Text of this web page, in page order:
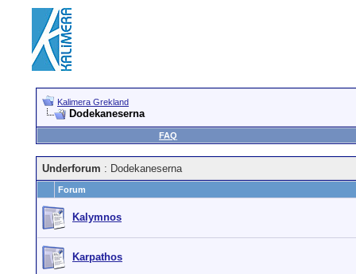
Kalimera Grekland
Dodekaneserna
FAQ
Underforum : Dodekaneserna
Forum
Kalymnos
Karpathos